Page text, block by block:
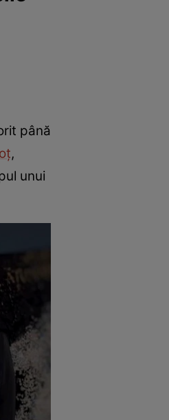
până
,
unui